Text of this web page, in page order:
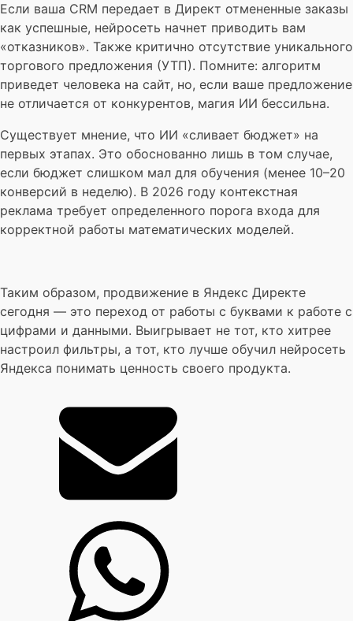
Если ваша CRM передает в Директ отмененные заказы
как успешные, нейросеть начнет приводить вам
«отказников». Также критично отсутствие уникального
торгового предложения (УТП). Помните: алгоритм
приведет человека на сайт, но, если ваше предложение
не отличается от конкурентов, магия ИИ бессильна.
Существует мнение, что ИИ «сливает бюджет» на
первых этапах. Это обоснованно лишь в том случае,
если бюджет слишком мал для обучения (менее 10–20
конверсий в неделю). В 2026 году контекстная
реклама требует определенного порога входа для
корректной работы математических моделей.
Таким образом, продвижение в Яндекс Директе
сегодня — это переход от работы с буквами к работе с
цифрами и данными. Выигрывает не тот, кто хитрее
настроил фильтры, а тот, кто лучше обучил нейросеть
Яндекса понимать ценность своего продукта.